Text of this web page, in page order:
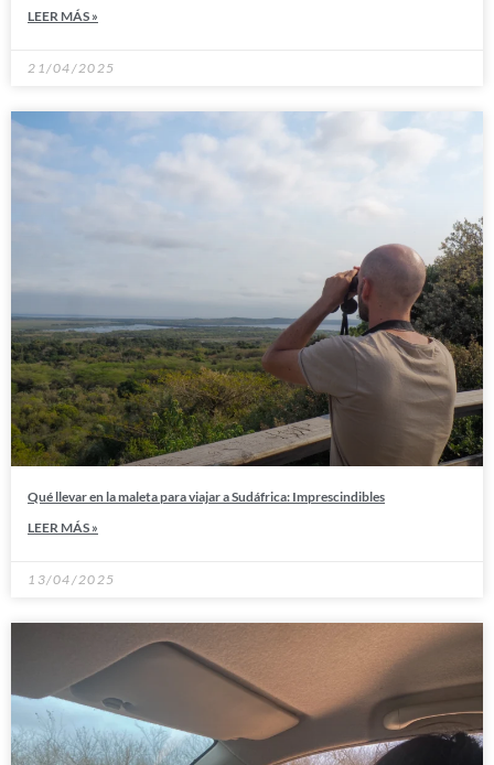
LEER MÁS »
21/04/2025
Qué llevar en la maleta para viajar a Sudáfrica: Imprescindibles
LEER MÁS »
13/04/2025